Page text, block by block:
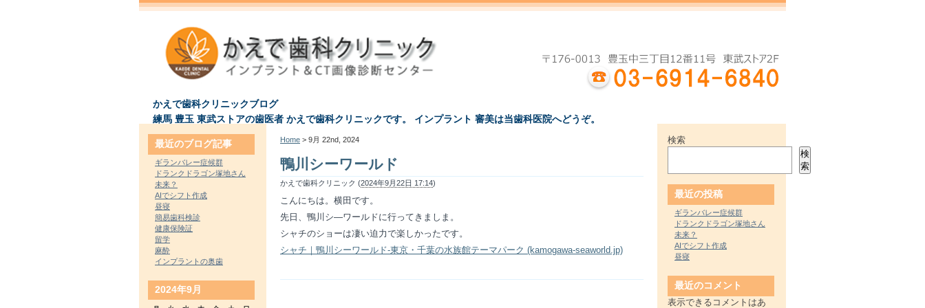
かえで歯科クリニックブログ
練馬 豊玉 東武ストアの歯医者 かえで歯科クリニックです。 インプラント 審美は当歯科医院へどうぞ。
Home > 9月 22nd, 2024
鴨川シーワールド
かえで歯科クリニック (2024年9月22日 17:14)
こんにちは。横田です。
先日、鴨川シ―ワールドに行ってきましま。
シャチのショーは凄い迫力で楽しかったです。
シャチ｜鴨川シーワールド-東京・千葉の水族館テーマパーク (kamogawa-seaworld.jp)
最近のブログ記事
ギランバレー症候群
ドランクドラゴン塚地さん
未来？
AIでシフト作成
昼寝
簡易歯科検診
健康保険証
留学
麻酔
インプラントの奥歯
2024年9月
検索
検
索
最近の投稿
ギランバレー症候群
ドランクドラゴン塚地さん
未来？
AIでシフト作成
昼寝
最近のコメント
表示できるコメントはあ